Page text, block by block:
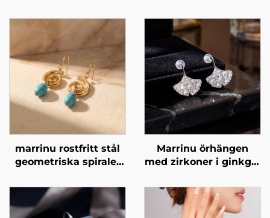
marrinu rostfritt stål
geometriska spiraler
BXG-02
Marrinu örhängen
med zirkoner i ginkgo-
med 925-silvrigt silver